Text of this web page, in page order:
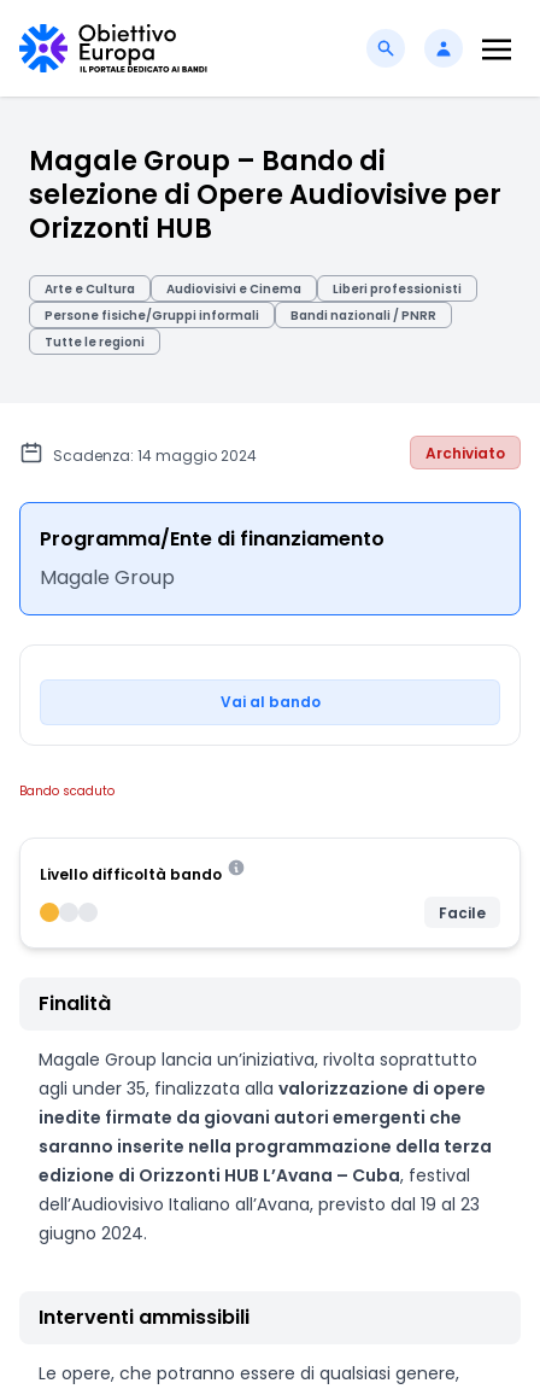
Magale Group – Bando di
selezione di Opere Audiovisive per
Orizzonti HUB
Arte e Cultura Audiovisivi e Cinema
Liberi professionisti
Persone fisiche/Gruppi informali
Bandi nazionali / PNRR
Tutte le regioni
Scadenza: 14 maggio 2024 Archiviato
Programma/Ente di finanziamento
Magale Group
Vai al bando
Bando scaduto
Livello difficoltà bando
Facile
Finalità
Magale Group lancia un’iniziativa, rivolta soprattutto
agli under 35, finalizzata alla valorizzazione di opere
inedite firmate da giovani autori emergenti che
saranno inserite nella programmazione della terza
edizione di Orizzonti HUB L’Avana – Cuba, festival
dell’Audiovisivo Italiano all’Avana, previsto dal 19 al 23
giugno 2024.
Interventi ammissibili
Le opere, che potranno essere di qualsiasi genere,